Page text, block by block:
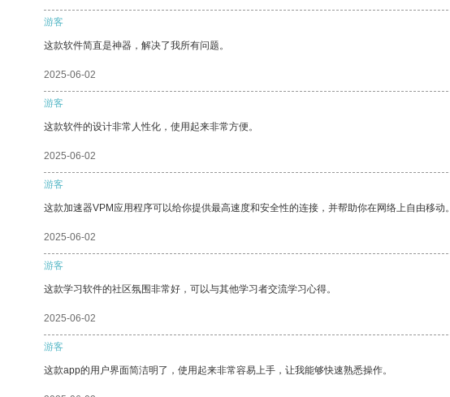
游客
这款软件简直是神器，解决了我所有问题。
2025-06-02
游客
这款软件的设计非常人性化，使用起来非常方便。
2025-06-02
游客
这款加速器VPM应用程序可以给你提供最高速度和安全性的连接，并帮助你在网络上自由移动。
2025-06-02
游客
这款学习软件的社区氛围非常好，可以与其他学习者交流学习心得。
2025-06-02
游客
这款app的用户界面简洁明了，使用起来非常容易上手，让我能够快速熟悉操作。